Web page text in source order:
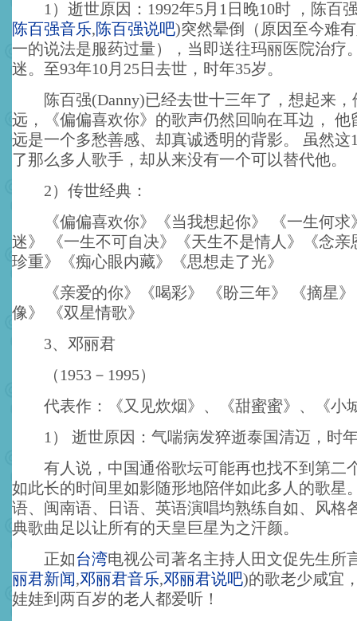
1）逝世原因：1992年5月1日晚10时 ，陈百
陈百强音乐,陈百强说吧)突然晕倒（原因至今难
一的说法是服药过量），当即送往玛丽医院治疗
迷。至93年10月25日去世，时年35岁。
陈百强(Danny)已经去世十三年了，想起来，
远，《偏偏喜欢你》的歌声仍然回响在耳边， 他
远是一个多愁善感、却真诚透明的背影。 虽然这
了那么多人歌手，却从来没有一个可以替代他。
2）传世经典：
《偏偏喜欢你》《当我想起你》 《一生何求
迷》 《一生不可自决》《天生不是情人》《念亲
珍重》《痴心眼内藏》《思想走了光》
《亲爱的你》《喝彩》 《盼三年》 《摘星》
像》 《双星情歌》
3、邓丽君
（1953－1995）
代表作：《又见炊烟》、《甜蜜蜜》、《小
1） 逝世原因：气喘病发猝逝泰国清迈，时
有人说，中国通俗歌坛可能再也找不到第二
如此长的时间里如影随形地陪伴如此多人的歌星
语、闽南语、日语、英语演唱均熟练自如、风格
典歌曲足以让所有的天皇巨星为之汗颜。
正如台湾电视公司著名主持人田文促先生所
丽君新闻,邓丽君音乐,邓丽君说吧)的歌老少咸宜
娃娃到两百岁的老人都爱听！